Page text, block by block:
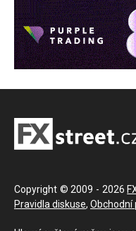
Copyright © 2009 - 2026
Pravidla diskuse, Obchodní